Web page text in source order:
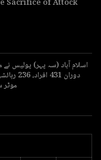
Sacrifice of Attock
اسلام آباد (سہ پہر) پولیس
موٹر